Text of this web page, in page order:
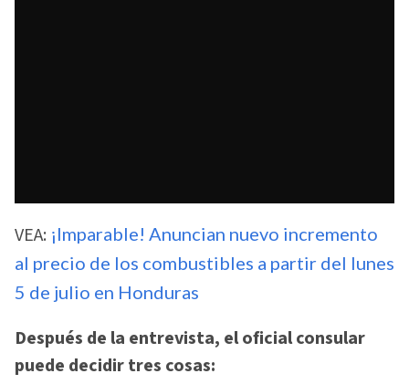
VEA: ¡Imparable! Anuncian nuevo incremento
al precio de los combustibles a partir del lunes
5 de julio en Honduras
Después de la entrevista, el oficial consular
puede decidir tres cosas: